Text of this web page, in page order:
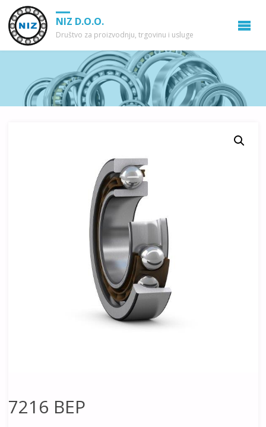
NIZ D.O.O.
Društvo za proizvodnju, trgovinu i usluge
7216 BEP